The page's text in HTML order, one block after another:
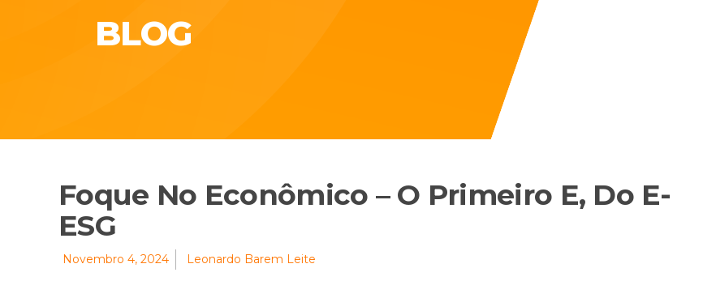
BLOG
Foque No Econômico – O Primeiro E, Do E-
ESG
Novembro 4, 2024 Leonardo Barem Leite